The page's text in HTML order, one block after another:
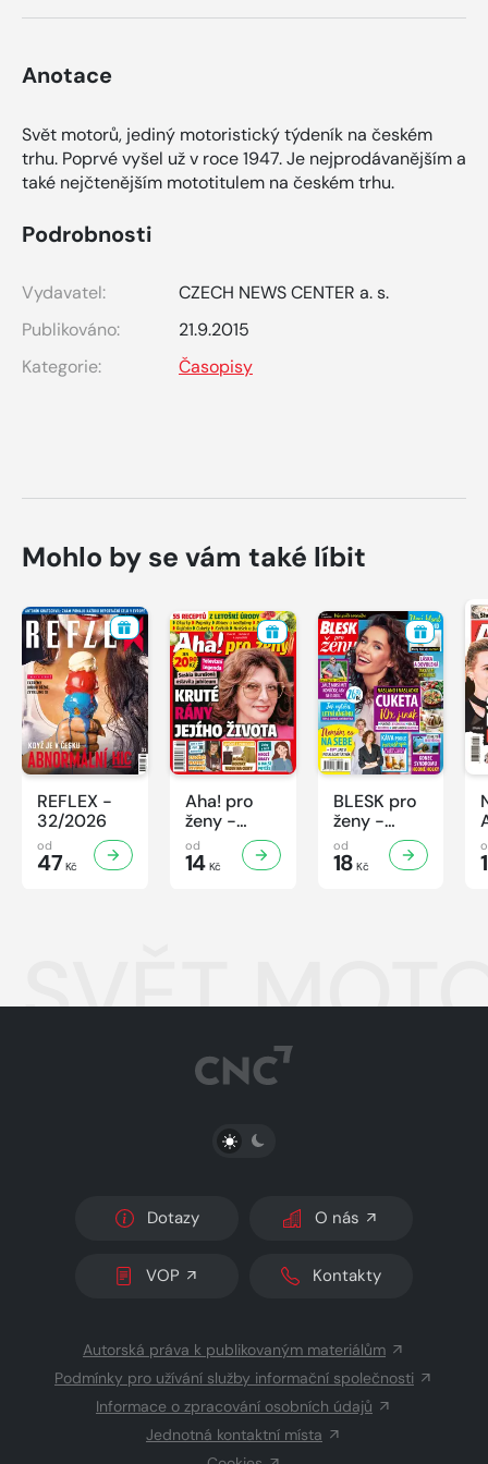
Anotace
Svět motorů, jediný motoristický týdeník na českém
trhu. Poprvé vyšel už v roce 1947. Je nejprodávanějším a
také nejčtenějším mototitulem na českém trhu.
Podrobnosti
Vydavatel:
CZECH NEWS CENTER a. s.
Publikováno:
21.9.2015
Kategorie:
Časopisy
Mohlo by se vám také líbit
REFLEX -
32/2026
od
47 Kč
Aha! pro
ženy -
32/2026
od
14Kč
BLESK pro
ženy -
32/2026
od
18 Kč
SVĚT
PŘEPNOUT SVĚTLÝ/TMAVÝ REŽIM
Dotazy O nás
VOP Kontakty
Autorská práva k publikovaným materiálům
Podmínky pro užívání služby informační společnosti
Informace o zpracování osobních údajů
Jednotná kontaktní místa